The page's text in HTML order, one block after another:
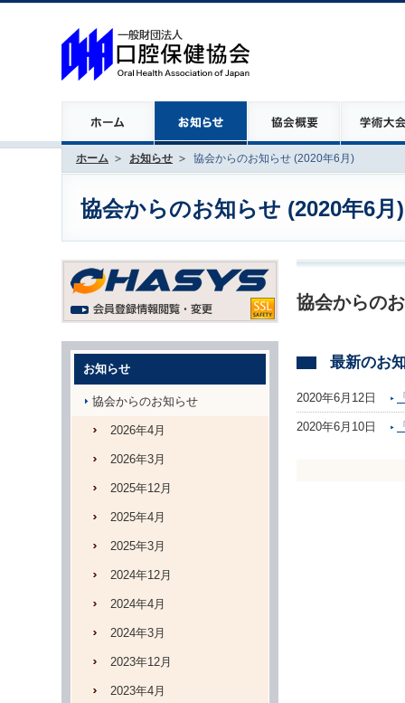
ホーム お知らせ 協会からのお知らせ (2020年6月)
協会からのお知らせ (2020年6月)
協会からの
最新のお
2020年6月12日
2020年6月10日
お知らせ
協会からのお知らせ
2026年4月
2026年3月
2025年12月
2025年4月
2025年3月
2024年12月
2024年4月
2024年3月
2023年12月
2023年4月